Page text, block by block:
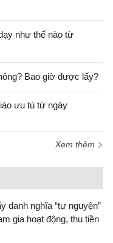
như thế nào từ
Bao giờ được lấy?
ưu tú từ ngày
Xem thêm
danh nghĩa “tự nguyện”
gia hoạt động, thu tiền